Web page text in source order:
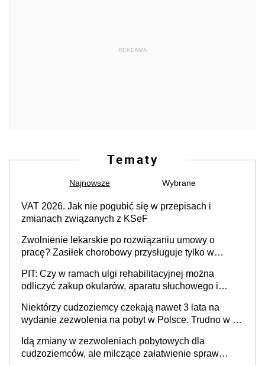
REKLAMA
Tematy
Najnowsze Wybrane
VAT 2026. Jak nie pogubić się w przepisach i
zmianach związanych z KSeF
Zwolnienie lekarskie po rozwiązaniu umowy o
pracę? Zasiłek chorobowy przysługuje tylko w
stosunku pracy
PIT: Czy w ramach ulgi rehabilitacyjnej można
odliczyć zakup okularów, aparatu słuchowego i
Niektórzy cudzoziemcy czekają nawet 3 lata na
wydanie zezwolenia na pobyt w Polsce. Trudno w to
to realny problem
Idą zmiany w zezwoleniach pobytowych dla
cudzoziemców, ale milczące załatwienie spraw